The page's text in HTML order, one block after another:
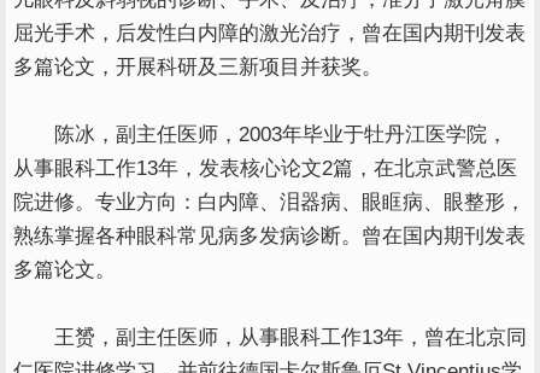
屈光手术，后发性白内障的激光治疗，曾在国内期刊发表
多篇论文，开展科研及三新项目并获奖。
陈冰，副主任医师，2003年毕业于牡丹江医学院，
从事眼科工作13年，发表核心论文2篇，在北京武警总医
院进修。专业方向：白内障、泪器病、眼眶病、眼整形，
熟练掌握各种眼科常见病多发病诊断。曾在国内期刊发表
多篇论文。
王赟，副主任医师，从事眼科工作13年，曾在北京同